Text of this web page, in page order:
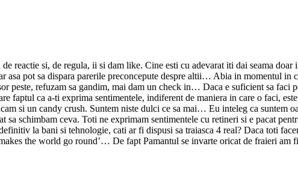
reactie si, de regula, ii si dam like. Cine esti cu adevarat iti dai seama
pot sa dispara parerile preconcepute despre altii… Abia in momentul in
peste, refuzam sa gandim, mai dam un check in… Daca e suficient sa faci
faptul ca a-ti exprima sentimentele, indiferent de maniera in care o faci,
si un candy crush. Suntem niste dulci ce sa mai… Eu inteleg ca suntem
schimbam ceva. Toti ne exprimam sentimentele cu retineri si e pacat
la bani si tehnologie, cati ar fi dispusi sa traiasca 4 real? Daca toti
the world go round’… De fapt Pamantul se invarte oricat de fraieri